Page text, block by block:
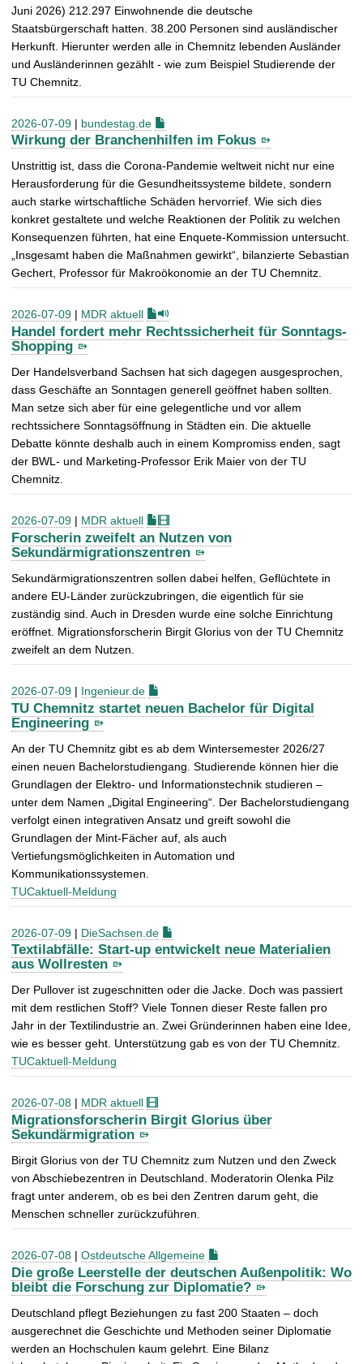
Juni 2026) 212.297 Einwohnende die deutsche
Staatsbürgerschaft hatten. 38.200 Personen sind ausländischer
Herkunft. Hierunter werden alle in Chemnitz lebenden Ausländer
und Ausländerinnen gezählt - wie zum Beispiel Studierende der
TU Chemnitz.
2026-07-09 | bundestag.de
Wirkung der Branchenhilfen im Fokus
Unstrittig ist, dass die Corona-Pandemie weltweit nicht nur eine
Herausforderung für die Gesundheitssysteme bildete, sondern
auch starke wirtschaftliche Schäden hervorrief. Wie sich dies
konkret gestaltete und welche Reaktionen der Politik zu welchen
Konsequenzen führten, hat eine Enquete-Kommission untersucht.
„Insgesamt haben die Maßnahmen gewirkt“, bilanzierte Sebastian
Gechert, Professor für Makroökonomie an der TU Chemnitz.
2026-07-09 | MDR aktuell
Handel fordert mehr Rechtssicherheit für Sonntags-
Shopping
Der Handelsverband Sachsen hat sich dagegen ausgesprochen,
dass Geschäfte an Sonntagen generell geöffnet haben sollten.
Man setze sich aber für eine gelegentliche und vor allem
rechtssichere Sonntagsöffnung in Städten ein. Die aktuelle
Debatte könnte deshalb auch in einem Kompromiss enden, sagt
der BWL- und Marketing-Professor Erik Maier von der TU
Chemnitz.
2026-07-09 | MDR aktuell
Forscherin zweifelt an Nutzen von
Sekundärmigrationszentren
Sekundärmigrationszentren sollen dabei helfen, Geflüchtete in
andere EU-Länder zurückzubringen, die eigentlich für sie
zuständig sind. Auch in Dresden wurde eine solche Einrichtung
eröffnet. Migrationsforscherin Birgit Glorius von der TU Chemnitz
zweifelt an dem Nutzen.
2026-07-09 | Ingenieur.de
TU Chemnitz startet neuen Bachelor für Digital
Engineering
An der TU Chemnitz gibt es ab dem Wintersemester 2026/27
einen neuen Bachelorstudiengang. Studierende können hier die
Grundlagen der Elektro- und Informationstechnik studieren –
unter dem Namen „Digital Engineering“. Der Bachelorstudiengang
verfolgt einen integrativen Ansatz und greift sowohl die
Grundlagen der Mint-Fächer auf, als auch
Vertiefungsmöglichkeiten in Automation und
Kommunikationssystemen.
TUCaktuell-Meldung
2026-07-09 | DieSachsen.de
Textilabfälle: Start-up entwickelt neue Materialien
aus Wollresten
Der Pullover ist zugeschnitten oder die Jacke. Doch was passiert
mit dem restlichen Stoff? Viele Tonnen dieser Reste fallen pro
Jahr in der Textilindustrie an. Zwei Gründerinnen haben eine Idee,
wie es besser geht. Unterstützung gab es von der TU Chemnitz.
TUCaktuell-Meldung
2026-07-08 | MDR aktuell
Migrationsforscherin Birgit Glorius über
Sekundärmigration
Birgit Glorius von der TU Chemnitz zum Nutzen und den Zweck
von Abschiebezentren in Deutschland. Moderatorin Olenka Pilz
fragt unter anderem, ob es bei den Zentren darum geht, die
Menschen schneller zurückzuführen.
2026-07-08 | Ostdeutsche Allgemeine
Die große Leerstelle der deutschen Außenpolitik: Wo
bleibt die Forschung zur Diplomatie?
Deutschland pflegt Beziehungen zu fast 200 Staaten – doch
ausgerechnet die Geschichte und Methoden seiner Diplomatie
werden an Hochschulen kaum gelehrt. Eine Bilanz